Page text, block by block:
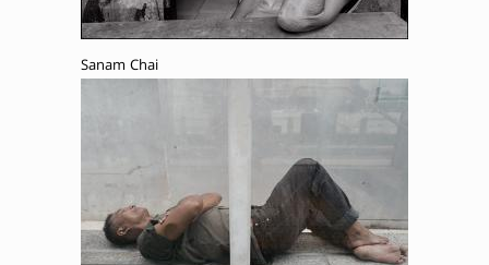
Sanam Chai